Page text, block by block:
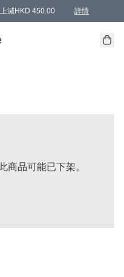
減HKD 450.00 詳情
AAPE products, members can
特定的送貨方式 )
商品可能已下架。